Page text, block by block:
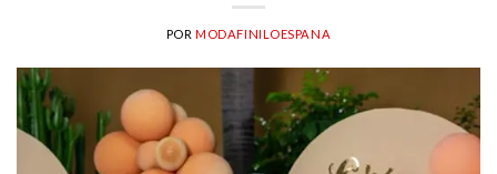
PORMODAFINILOESPANA